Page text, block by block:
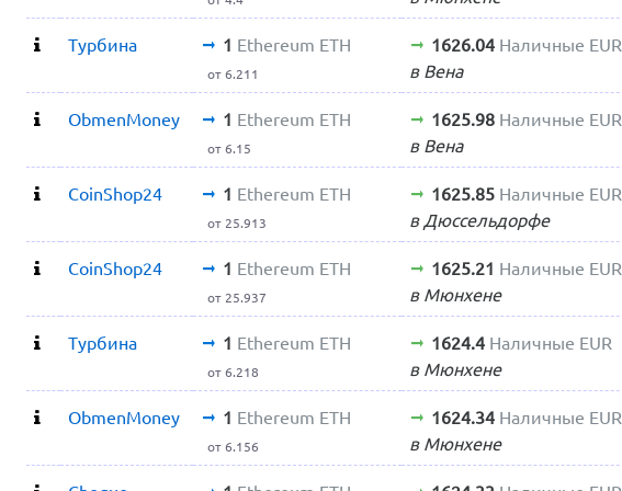
Турбина 1 Ethereum ETH
от 6.211
1626.04 Наличные EUR
в Вена
ObmenMoney 1 Ethereum ETH
от 6.15
1625.98 Наличные EUR
в Вена
CoinShop24 1 Ethereum ETH
от 25.913
1625.85 Наличные EUR
в Дюссельдорфе
CoinShop24 1 Ethereum ETH
от 25.937
1625.21 Наличные EUR
в Мюнхене
Турбина 1 Ethereum ETH
от 6.218
1624.4 Наличные EUR
в Мюнхене
ObmenMoney 1 Ethereum ETH
от 6.156
1624.34 Наличные EUR
в Мюнхене